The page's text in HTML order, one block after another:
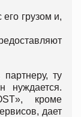
его грузом и,
ту
нуждается.
кроме
дает